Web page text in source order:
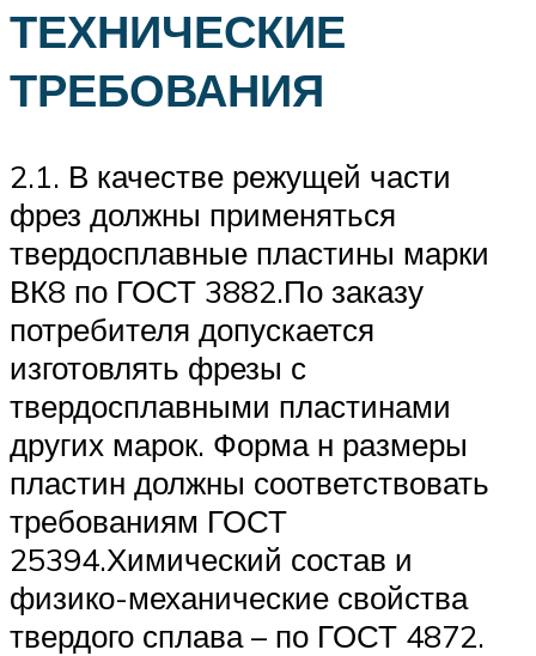
ТЕХНИЧЕСКИЕ
ТРЕБОВАНИЯ
2.1. В качестве режущей части
фрез должны применяться
твердосплавные пластины марки
ВК8 по ГОСТ 3882.По заказу
потребителя допускается
изготовлять фрезы с
твердосплавными пластинами
других марок. Форма н размеры
пластин должны соответствовать
требованиям ГОСТ
25394.Химический состав и
физико-механические свойства
твердого сплава – по ГОСТ 4872.